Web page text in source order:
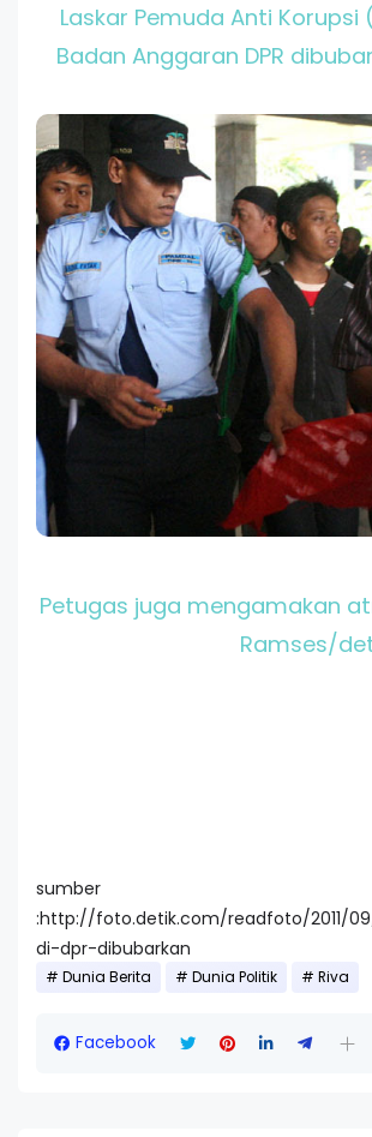
Laskar Pemuda Anti Korupsi
Badan Anggaran DPR
Petugas juga mengamakan
Ramses/
sumber
:http://foto.detik.com/readfoto/2011/
di-dpr-dibubarkan
Dunia Berita Dunia Politik Riva
Facebook